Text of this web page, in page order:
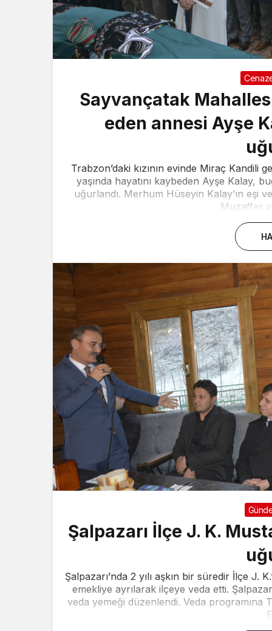
Sayvançatak
eden annesi Ayşe
Trabzon’daki kızının evinde Miraç Kandili
yaşında hayatını kaybeden Ayşe Kalay,
uğurlandı. Merhum Hüseyin Kalay’ın eşi
Muzaffer
Şalpazarı İlçe J. K.
Şalpazarı’nda 2 yılı aşkın bir süredir İlçe J.
emekliye ayrılarak ilçeye veda etti.
veda yemeği düzenlendi. Veda